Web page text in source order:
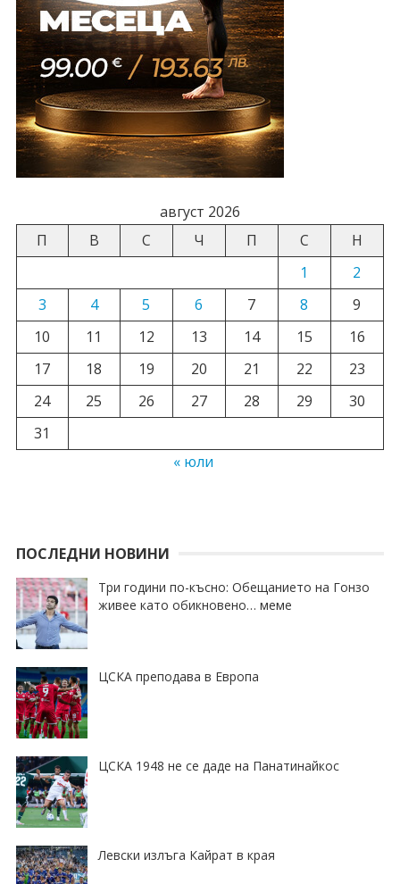
август 2026
П
В С Ч П С
Н
1
2
3
4 5 6 7 8
9
10
11 12 13 14 15
16
17
18 19 20 21 22
23
24
25 26 27 28 29
30
31
« юли
ПОСЛЕДНИ НОВИНИ
Три години по-късно: Обещанието на Гонзо
живее като обикновено… меме
ЦСКА преподава в Европа
ЦСКА 1948 не се даде на Панатинайкос
Левски излъга Кайрат в края